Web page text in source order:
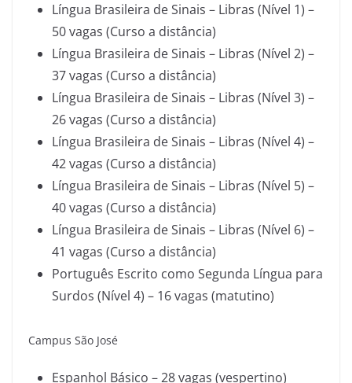
Língua Brasileira de Sinais – Libras (Nível 1) –
50 vagas (Curso a distância)
Língua Brasileira de Sinais – Libras (Nível 2) –
37 vagas (Curso a distância)
Língua Brasileira de Sinais – Libras (Nível 3) –
26 vagas (Curso a distância)
Língua Brasileira de Sinais – Libras (Nível 4) –
42 vagas (Curso a distância)
Língua Brasileira de Sinais – Libras (Nível 5) –
40 vagas (Curso a distância)
Língua Brasileira de Sinais – Libras (Nível 6) –
41 vagas (Curso a distância)
Português Escrito como Segunda Língua para
Surdos (Nível 4) – 16 vagas (matutino)
Campus São José
Espanhol Básico – 28 vagas (vespertino)